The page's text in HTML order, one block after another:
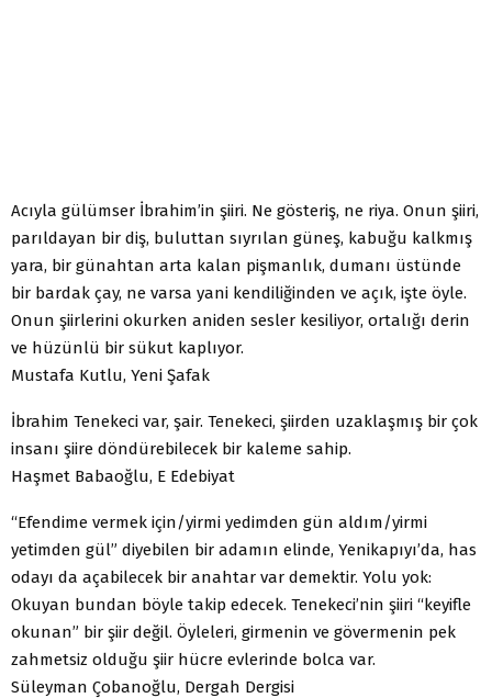
Acıyla gülümser İbrahim’in şiiri. Ne gösteriş, ne riya. Onun şiiri,
parıldayan bir diş, buluttan sıyrılan güneş, kabuğu kalkmış
yara, bir günahtan arta kalan pişmanlık, dumanı üstünde
bir bardak çay, ne varsa yani kendiliğinden ve açık, işte öyle.
Onun şiirlerini okurken aniden sesler kesiliyor, ortalığı derin
ve hüzünlü bir sükut kaplıyor.
Mustafa Kutlu, Yeni Şafak
İbrahim Tenekeci var, şair. Tenekeci, şiirden uzaklaşmış bir çok
insanı şiire döndürebilecek bir kaleme sahip.
Haşmet Babaoğlu, E Edebiyat
“Efendime vermek için/yirmi yedimden gün aldım/yirmi
yetimden gül” diyebilen bir adamın elinde, Yenikapıyı’da, has
odayı da açabilecek bir anahtar var demektir. Yolu yok:
Okuyan bundan böyle takip edecek. Tenekeci’nin şiiri “keyifle
okunan” bir şiir değil. Öyleleri, girmenin ve gövermenin pek
zahmetsiz olduğu şiir hücre evlerinde bolca var.
Süleyman Çobanoğlu, Dergah Dergisi